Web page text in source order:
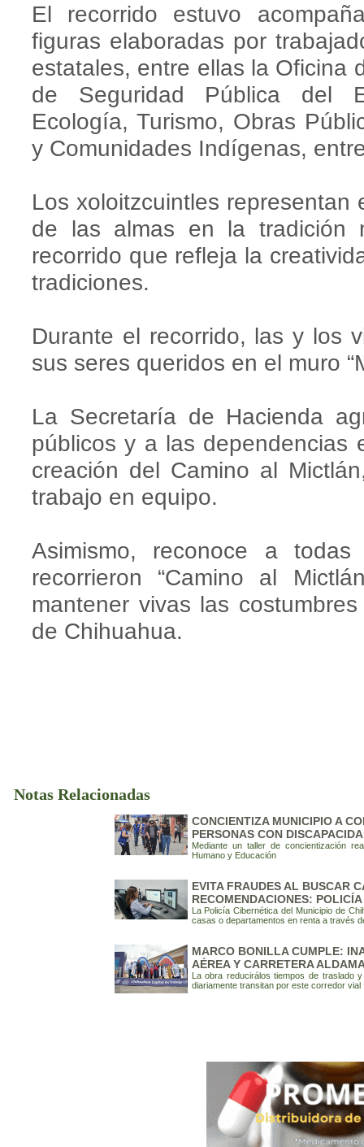
El recorrido estuvo
figuras elaboradas por
estatales, entre ellas la Oficina
de Seguridad Pública del
Ecología, Turismo, Obras
y Comunidades Indígenas,
Los xoloitzcuintles
de las almas en la
recorrido que refleja la
tradiciones.
Durante el recorrido, las y los
sus seres queridos en el muro
La Secretaría de Hacienda
públicos y a las dependencias
creación del Camino al
trabajo en equipo.
Asimismo, reconoce a
recorrieron “Camino al
mantener vivas las
de Chihuahua.
Notas Relacionadas
CONCIENTIZA MUNICIPIO A
PERSONAS CON
Mediante un taller de concientización
Humano y Educación
EVITA FRAUDES AL BUSCAR
RECOMENDACIONES:
La Policía Cibernética del Municipio de
casas o departamentos en renta a través
MARCO BONILLA CUMPLE:
AÉREA Y CARRETERA
La obra reducirálos tiempos de traslado
diariamente transitan por este corredor vial